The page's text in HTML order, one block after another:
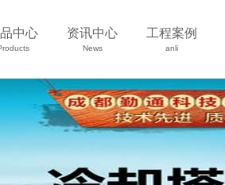
中心 资讯中心
News
工程案例
anli